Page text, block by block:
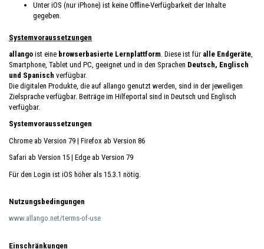
Unter iOS (nur iPhone) ist keine Offline-Verfügbarkeit der Inhalte
gegeben.
Systemvoraussetzungen
allango ist eine browserbasierte Lernplattform. Diese ist für alle Endgeräte,
Smartphone, Tablet und PC, geeignet und in den Sprachen Deutsch, Englisch
und Spanisch verfügbar.
Die digitalen Produkte, die auf allango genutzt werden, sind in der jeweiligen
Zielsprache verfügbar. Beiträge im Hilfeportal sind in Deutsch und Englisch
verfügbar.
Systemvoraussetzungen
Chrome ab Version 79 | Firefox ab Version 86
Safari ab Version 15 | Edge ab Version 79
Für den Login ist iOS höher als 15.3.1 nötig.
Nutzungsbedingungen
www.allango.net/terms-of-use
Einschränkungen